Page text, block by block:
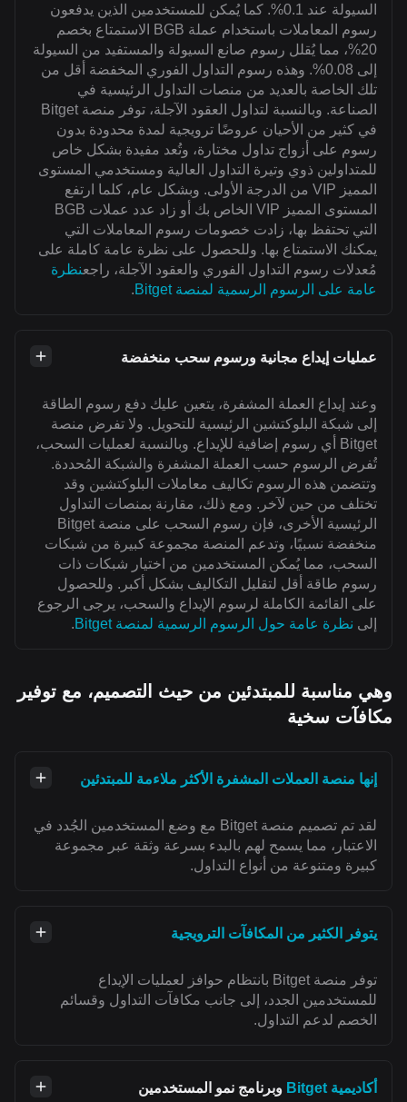
السيولة عند 0.1%. كما يُمكن للمستخدمين الذين يدفعون
رسوم المعاملات باستخدام عملة BGB الاستمتاع بخصم
20%، مما يُقلل رسوم صانع السيولة والمستفيد من السيولة
إلى 0.08%. وهذه رسوم التداول الفوري المخفضة أقل من
تلك الخاصة بالعديد من منصات التداول الرئيسية في
الصناعة. وبالنسبة لتداول العقود الآجلة، توفر منصة Bitget
في كثير من الأحيان عروضًا ترويجية لمدة محدودة بدون
رسوم على أزواج تداول مختارة، وتُعد مفيدة بشكل خاص
للمتداولين ذوي وتيرة التداول العالية ومستخدمي المستوى
المميز VIP من الدرجة الأولى. وبشكل عام، كلما ارتفع
المستوى المميز VIP الخاص بك أو زاد عدد عملات BGB
التي تحتفظ بها، زادت خصومات رسوم المعاملات التي
يمكنك الاستمتاع بها. وللحصول على نظرة عامة كاملة على
مُعدلات رسوم التداول الفوري والعقود الآجلة، راجعنظرة
عامة على الرسوم الرسمية لمنصة Bitget
.
عمليات إيداع مجانية ورسوم سحب منخفضة
وعند إيداع العملة المشفرة، يتعين عليك دفع رسوم الطاقة
إلى شبكة البلوكتشين الرئيسية للتحويل. ولا تفرض منصة
Bitget أي رسوم إضافية للإيداع. وبالنسبة لعمليات السحب،
تُفرض الرسوم حسب العملة المشفرة والشبكة المُحددة.
وتتضمن هذه الرسوم تكاليف معاملات البلوكتشين وقد
تختلف من حين لآخر. ومع ذلك، مقارنة بمنصات التداول
الرئيسية الأخرى، فإن رسوم السحب على منصة Bitget
منخفضة نسبيًا، وتدعم المنصة مجموعة كبيرة من شبكات
السحب، مما يُمكن المستخدمين من اختيار شبكات ذات
رسوم طاقة أقل لتقليل التكاليف بشكل أكبر. وللحصول
على القائمة الكاملة لرسوم الإيداع والسحب، يرجى الرجوع
إلى نظرة عامة حول الرسوم الرسمية لمنصة Bitget .
وهي مناسبة للمبتدئين من حيث التصميم، مع توفير
مكافآت سخية
إنها منصة العملات المشفرة الأكثر ملاءمة للمبتدئين
لقد تم تصميم منصة Bitget مع وضع المستخدمين الجُدد في
الاعتبار، مما يسمح لهم بالبدء بسرعة وثقة عبر مجموعة
كبيرة ومتنوعة من أنواع التداول.
يتوفر الكثير من المكافآت الترويجية
توفر منصة Bitget بانتظام حوافز لعمليات الإيداع
للمستخدمين الجدد، إلى جانب مكافآت التداول وقسائم
الخصم لدعم التداول.
أكاديمية Bitget وبرنامج نمو المستخدمين